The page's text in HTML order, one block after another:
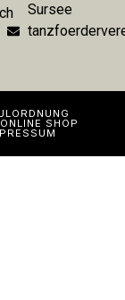
Sursee
SHOP